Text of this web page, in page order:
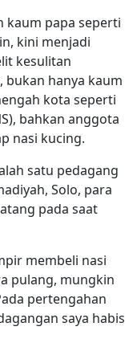
kaum papa seperti
kini menjadi
kesulitan
bukan hanya kaum
kota seperti
bahkan anggota
nasi kucing.
satu pedagang
Solo, para
pada saat
membeli nasi
pulang, mungkin
pertengahan
saya habis